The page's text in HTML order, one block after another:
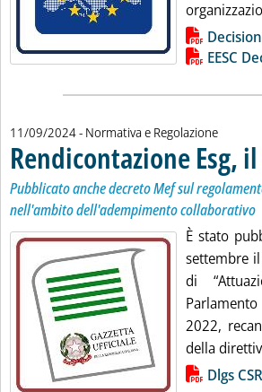
Lista allegati PDF alla notizia
EESC
11/09/2024- Normativa e Regolazione
Rendicontazione Esg,
Pubblicato anche decreto Mef sul
nell'ambito dell'adempimento collaborativo
È stato
settembre
di
2022,
della
Lista allegati PDF alla notizia
Dlgs